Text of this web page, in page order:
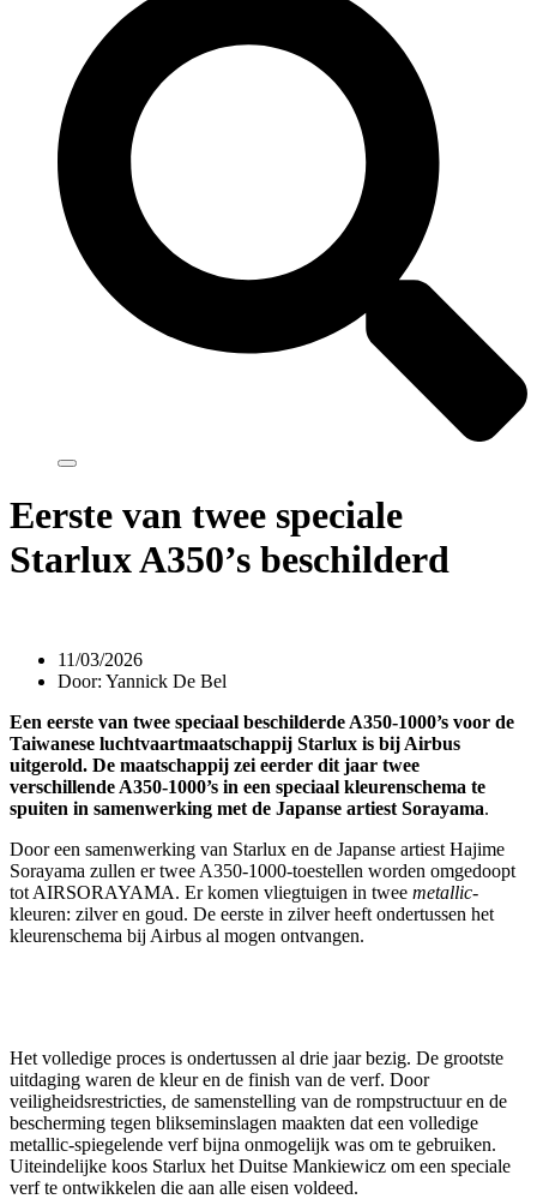
Eerste van twee speciale
Starlux A350’s beschilderd
11/03/2026
Door: Yannick De Bel
Een eerste van twee speciaal beschilderde A350-1000’s voor de
Taiwanese luchtvaartmaatschappij Starlux is bij Airbus
uitgerold. De maatschappij zei eerder dit jaar twee
verschillende A350-1000’s in een speciaal kleurenschema te
spuiten in samenwerking met de Japanse artiest Sorayama.
Door een samenwerking van Starlux en de Japanse artiest Hajime
Sorayama zullen er twee A350-1000-toestellen worden omgedoopt
tot AIRSORAYAMA. Er komen vliegtuigen in twee metallic-
kleuren: zilver en goud. De eerste in zilver heeft ondertussen het
kleurenschema bij Airbus al mogen ontvangen.
Het volledige proces is ondertussen al drie jaar bezig. De grootste
uitdaging waren de kleur en de finish van de verf. Door
veiligheidsrestricties, de samenstelling van de rompstructuur en de
bescherming tegen blikseminslagen maakten dat een volledige
metallic-spiegelende verf bijna onmogelijk was om te gebruiken.
Uiteindelijke koos Starlux het Duitse Mankiewicz om een speciale
verf te ontwikkelen die aan alle eisen voldeed.